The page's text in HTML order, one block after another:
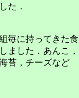
た．
毎に持ってきた食
ました．あんこ，
苔，チーズなど